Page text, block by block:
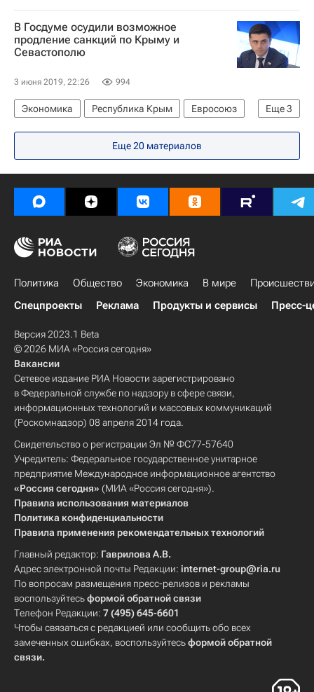
Александр Роднянский
YouTube
Новости культуры
Россия Кино
В Госдуме осудили возможное
продление санкций по Крыму и
Севастополю
3 июня 2019, 22:26 994
Еще3
Экономика Республика Крым
Евросоюз
Госдума РФ
Руслан Бальбек
Россия
Еще 20 материалов
Политика Общество Экономика В мире
Спецпроекты
Реклама Продукты и сервисы Пресс-
Версия 2023.1 Beta
© 2026 МИА «Россия сегодня»
Вакансии
Сетевое издание РИА Новости зарегистрировано
в Федеральной службе по надзору в сфере связи,
информационных технологий и массовых коммуникаций
(Роскомнадзор) 08 апреля 2014 года.
Свидетельство о регистрации Эл № ФС77-57640
Учредитель: Федеральное государственное унитарное
предприятие Международное информационное агентство
«Россия сегодня» (МИА «Россия сегодня»).
Правила использования материалов
Политика конфиденциальности
Правила применения рекомендательных технологий
Главный редактор: Гаврилова А.В.
Адрес электронной почты Редакции: internet-group@ria.ru
По вопросам размещения пресс-релизов и рекламы
воспользуйтесьформой обратной связи
Телефон Редакции: 7 (495) 645-6601
Чтобы связаться с редакцией или сообщить обо всех
замеченных ошибках, воспользуйтесьформой обратной
связи.